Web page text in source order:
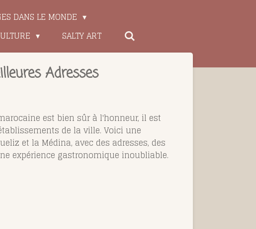
DANS LE MONDE
SALTY ART
Adresses
est bien sûr à l'honneur, il est
de la ville. Voici une
et la Médina, avec des adresses, des
expérience gastronomique inoubliable.